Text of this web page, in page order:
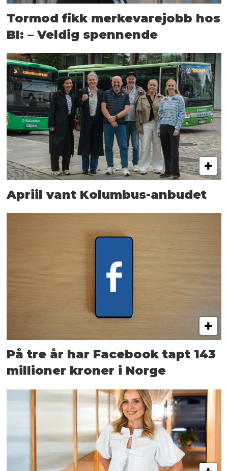
Tormod fikk merkevarejobb hos
BI: – Veldig spennende
Apriil vant Kolumbus-anbudet
På tre år har Facebook tapt 143
millioner kroner i Norge